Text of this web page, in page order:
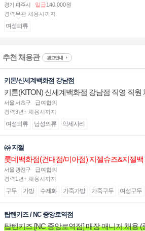
경기 파주시 일급140,000원
경력무관 채용시까지
여성의류
추천 채용관 광고안내
키톤/신세계백화점 강남점
키톤(KITON) 신세계백화점 강남점 직영 직원
서울 서초구
급여협의
경력3년↑ 채용시까지
여성의류 남성의류 악세사리
㈜ 지젤
롯데백화점(건대점/미아점) 지젤슈즈&지젤
인합니다
서울 광진구
급여협의
경력1년↑ 채용시까지
구두 가방 수제화 가죽가방 가죽구두 여성구두
탑텐키즈 / NC 중앙로역점
탑텐키즈 [NC 중앙로역점] 매장 매니저 채용 (